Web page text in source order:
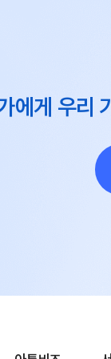
에게 우리